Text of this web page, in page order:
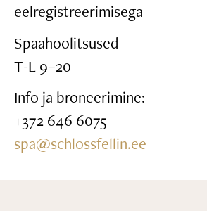
eelregistreerimisega
Spaahoolitsused
T-L 9–20
Info ja broneerimine:
+372 646 6075
spa@schlossfellin.ee